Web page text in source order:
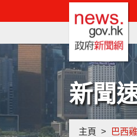
政府新聞網
新聞
主頁 巴西